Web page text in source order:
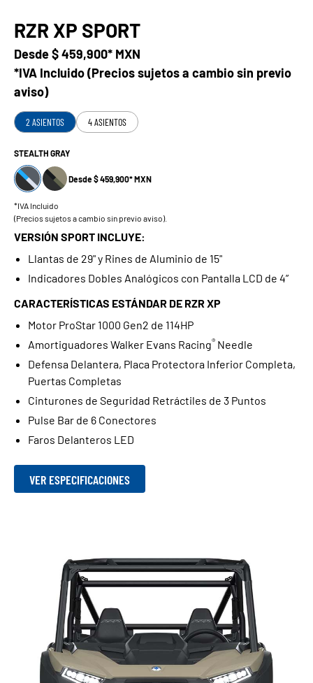
RZR XP SPORT
Desde$ 459,900* MXN
*IVA Incluido (Precios sujetos a cambio sin previo
aviso)
2 ASIENTOS 4 ASIENTOS
STEALTH GRAY
Desde $ 459,900* MXN
*IVA Incluido
(Precios sujetos a cambio sin previo aviso).
VERSIÓN SPORT INCLUYE:
Llantas de 29" y Rines de Aluminio de 15"
Indicadores Dobles Analógicos con Pantalla LCD de 4”
CARACTERÍSTICAS ESTÁNDAR DE RZR XP
Motor ProStar 1000 Gen2 de 114HP
Amortiguadores Walker Evans Racing® Needle
Defensa Delantera, Placa Protectora Inferior Completa,
Puertas Completas
Cinturones de Seguridad Retráctiles de 3 Puntos
Pulse Bar de 6 Conectores
Faros Delanteros LED
VER ESPECIFICACIONES